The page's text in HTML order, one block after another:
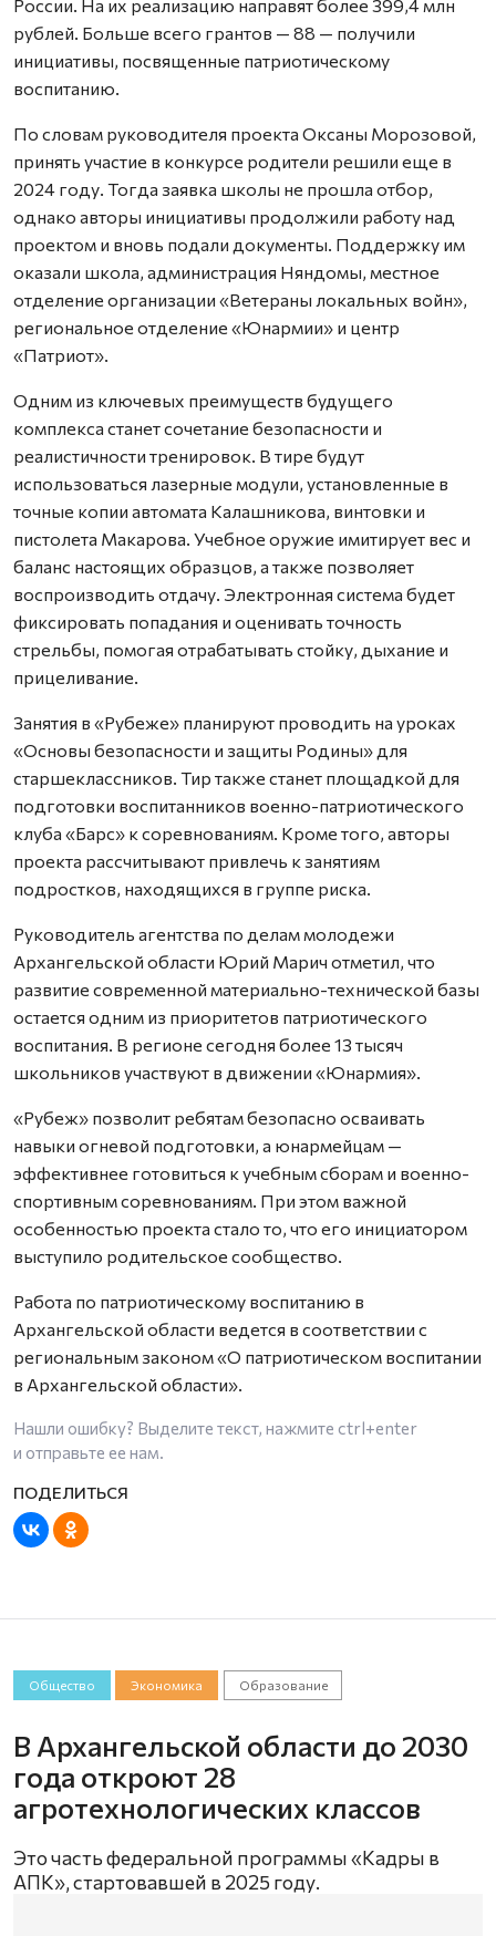
России. На их реализацию направят более 399,4 млн
рублей. Больше всего грантов — 88 — получили
инициативы, посвященные патриотическому
воспитанию.
По словам руководителя проекта Оксаны Морозовой,
принять участие в конкурсе родители решили еще в
2024 году. Тогда заявка школы не прошла отбор,
однако авторы инициативы продолжили работу над
проектом и вновь подали документы. Поддержку им
оказали школа, администрация Няндомы, местное
отделение организации «Ветераны локальных войн»,
региональное отделение «Юнармии» и центр
«Патриот».
Одним из ключевых преимуществ будущего
комплекса станет сочетание безопасности и
реалистичности тренировок. В тире будут
использоваться лазерные модули, установленные в
точные копии автомата Калашникова, винтовки и
пистолета Макарова. Учебное оружие имитирует вес и
баланс настоящих образцов, а также позволяет
воспроизводить отдачу. Электронная система будет
фиксировать попадания и оценивать точность
стрельбы, помогая отрабатывать стойку, дыхание и
прицеливание.
Занятия в «Рубеже» планируют проводить на уроках
«Основы безопасности и защиты Родины» для
старшеклассников. Тир также станет площадкой для
подготовки воспитанников военно-патриотического
клуба «Барс» к соревнованиям. Кроме того, авторы
проекта рассчитывают привлечь к занятиям
подростков, находящихся в группе риска.
Руководитель агентства по делам молодежи
Архангельской области Юрий Марич отметил, что
развитие современной материально-технической базы
остается одним из приоритетов патриотического
воспитания. В регионе сегодня более 13 тысяч
школьников участвуют в движении «Юнармия».
«Рубеж» позволит ребятам безопасно осваивать
навыки огневой подготовки, а юнармейцам —
эффективнее готовиться к учебным сборам и военно-
спортивным соревнованиям. При этом важной
особенностью проекта стало то, что его инициатором
выступило родительское сообщество.
Работа по патриотическому воспитанию в
Архангельской области ведется в соответствии с
региональным законом «О патриотическом воспитании
в Архангельской области».
Нашли ошибку? Выделите текст, нажмите ctrl+enter
и отправьте ее нам.
Общество Экономика Образование
В Архангельской области до 2030
года откроют 28
агротехнологических классов
Это часть федеральной программы «Кадры в
АПК», стартовавшей в 2025 году.